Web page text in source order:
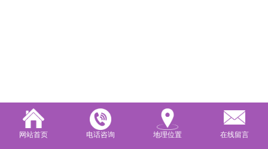
网站首页 电话咨询 地理位置 在线留言